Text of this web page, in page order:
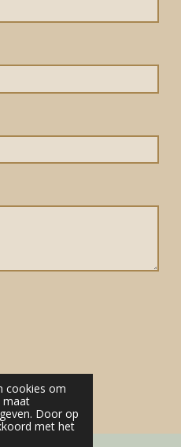
cookies om
maat
Door op
met het